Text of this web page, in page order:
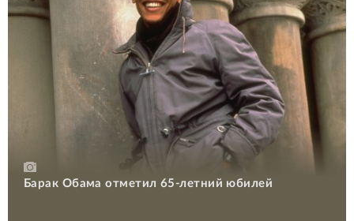
Барак Обама отметил 65-летний юбилей